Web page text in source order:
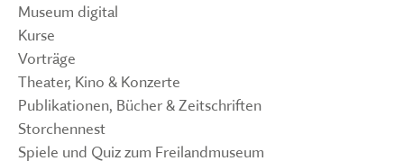
Museum digital
Kurse
Vorträge
Theater, Kino & Konzerte
Publikationen, Bücher & Zeitschriften
Storchennest
Spiele und Quiz zum Freilandmuseum